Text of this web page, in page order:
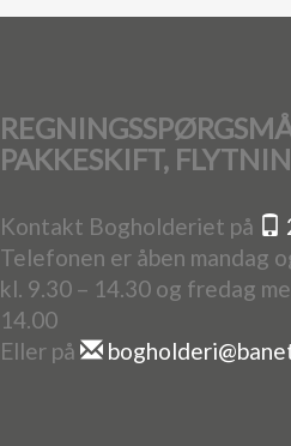
PAKKESKIFT,
Kontakt Bogholderiet på
Telefonen er åben mandag
kl. 9.30 – 14.30 og fredag
14.00
Eller på